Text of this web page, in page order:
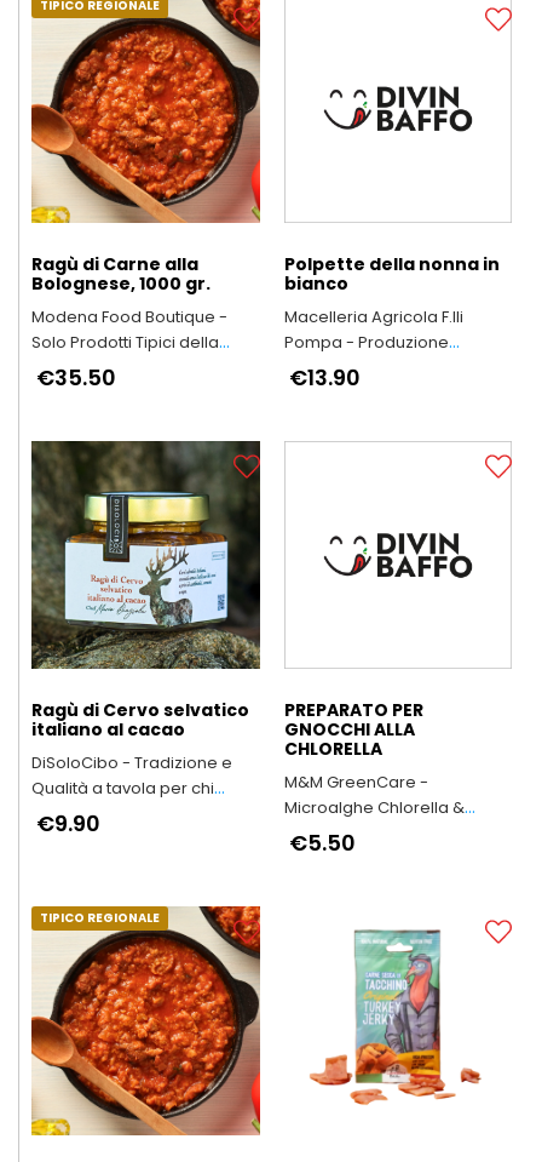
TIPICO REGIONALE
Ragù di Carne alla
Bolognese, 1000 gr.
Modena Food Boutique -
Solo Prodotti Tipici della
Provincia di Modena
€35.50
Polpette della nonna in
bianco
Macelleria Agricola F.lli
Pompa - Produzione
Arrosticini Abruzzesi
artigianali
€13.90
Ragù di Cervo selvatico
italiano al cacao
DiSoloCibo - Tradizione e
Qualità a tavola per chi
vuole dedicare tempo a chi
ama
€9.90
PREPARATO PER
GNOCCHI ALLA
CHLORELLA
M&M GreenCare -
Microalghe Chlorella &
Spirulina
€5.50
TIPICO REGIONALE